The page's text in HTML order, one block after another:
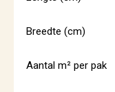
Breedte (cm)
Aantal m² per pak